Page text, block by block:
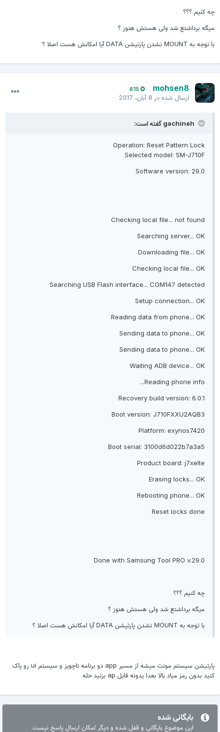
چه کنیم ؟؟؟
میگه برداشتع شد ولی هستش هنوز ؟
با توجه به MOUNT نشدن پارتیشن DATA آیا امکانش هست اصلا ؟
mohsen8
815
ارسال شده در8 آبان، 2017
gachineh گفته است:
Operation: Reset Pattern Lock
Selected model: SM-J710F
Software version: 29.0
Checking local file... not found
Searching server... OK
Downloading file... OK
Checking local file... OK
Searching USB Flash interface... COM147 detected
Setup connection... OK
Reading data from phone... OK
Sending data to phone... OK
Sending data to phone... OK
Waiting ADB device... OK
Reading phone info...
Recovery build version: 6.0.1
Boot version: J710FXXU2AQB3
Platform: exynos7420
Boot serial: 3100d6d022b7a3a5
Product board: j7xelte
Erasing locks... OK
Rebooting phone... OK
Reset locks done
Done with Samsung Tool PRO v.29.0
چه کنیم ؟؟؟
میگه برداشتع شد ولی هستش هنوز ؟
با توجه به MOUNT نشدن پارتیشن DATA آیا امکانش هست اصلا ؟
پارتیشن سیستم مونت میشه از مسیر app دو برنامه تاچویز و سیستم ui رو پاک
کنید بدون رمز میاد بالا بعدا یدونه فایل ap بزنید حله
بایگانی شده
این موضوع بایگانی و قفل شده و دیگر امکان ارسال پاسخ نیست.